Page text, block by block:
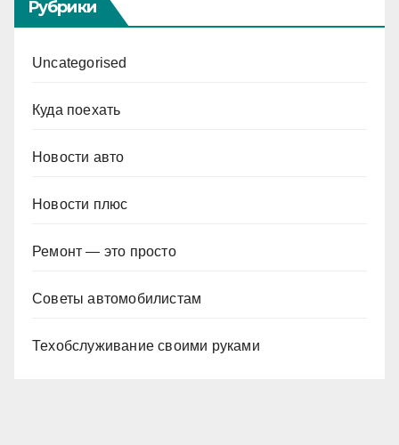
Рубрики
Uncategorised
Куда поехать
Новости авто
Новости плюс
Ремонт — это просто
Советы автомобилистам
Техобслуживание своими руками